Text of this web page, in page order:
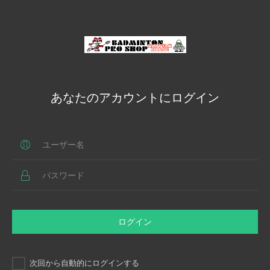
あなたのアカウントにログイン
ログイン
次回から自動的にログインする